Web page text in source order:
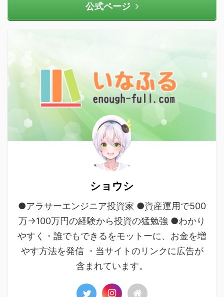
公式ページ
ショウシ
●アラサーエンジニア投資家 ●資産運用で500
万→100万円の経験から投資の猛勉強 ●わかり
やすく・誰でもできるをモットーに、お金を増
やす方法を発信 ・当サイトのリンクに広告が
含まれています。